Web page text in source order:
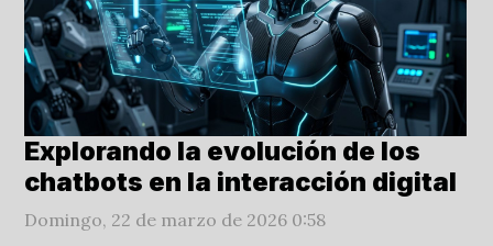
Explorando la evolución de los
chatbots en la interacción digital
Domingo, 22 de marzo de 2026 0:58